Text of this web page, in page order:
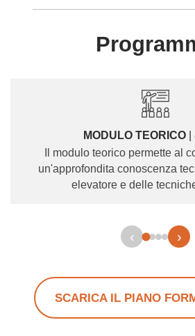
MODULO TEORICO |
Il modulo teorico permette al
un'approfondita conoscenza
elevatore e delle
‹ ›
SCARICA IL PIANO